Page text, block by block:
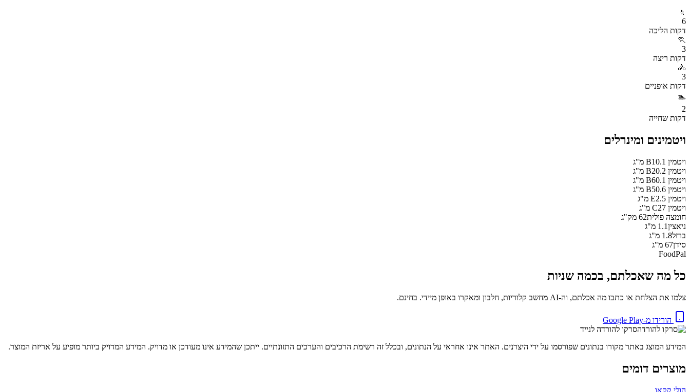
🚶
6
דקות הליכה
🏃
3
דקות ריצה
🚴
3
דקות אופניים
🏊
2
דקות שחייה
ויטמינים ומינרלים
ויטמין B1 0.1
מ"ג
ויטמין B2 0.2
מ"ג
ויטמין B6 0.1
מ"ג
ויטמין B5 0.6
מ"ג
ויטמין E 2.5
מ"ג
ויטמין C 27
מ"ג
חומצה פולית62 מק"ג
ניאצין1.1 מ"ג
ברזל1.8 מ"ג
סידן67 מ"ג
FoodPal
כל מה שאכלתם, בכמה שניות
צלמו את הצלחת או כתבו מה אכלתם, וה-AI מחשב קלוריות, חלבון ומאקרו באופן מיידי. בחינם.
הורידו מ-Google Play
סרקו להורדה לנייד
המידע המוצג באתר מקורו בנתונים שפורסמו על ידי היצרנים. האתר אינו אחראי על הנתונים, ובכלל זה רשימת הרכיבים והערכים התזונתיים. ייתכן שהמידע אינו מעודכן או מדויק. המידע המדויק ביותר מופיע על אריזת המוצר.
מוצרים דומים
הולי קקאו